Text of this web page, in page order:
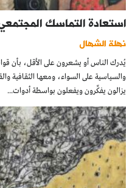
استعادة التماسك
نهلة الشهال
يُدرك الناس أو يشعرون على الأقل، بأن
والسياسية على السواء، ومعها الثقافية
يزالون يفكِّرون ويفعلون بواسطة أدوات...